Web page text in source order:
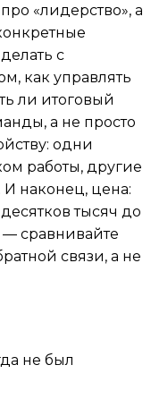
«лидерство», а
с
как управлять
ли итоговый
а не просто
одни
работы, другие
наконец, цена:
тысяч до
— сравнивайте
связи, а не
не был